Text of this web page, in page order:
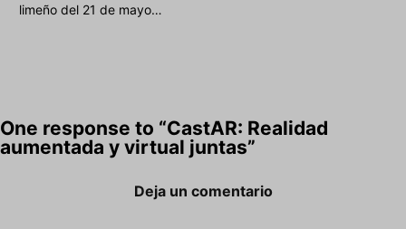
limeño del 21 de mayo…
One response to “CastAR: Realidad
aumentada y virtual juntas”
Deja un comentario